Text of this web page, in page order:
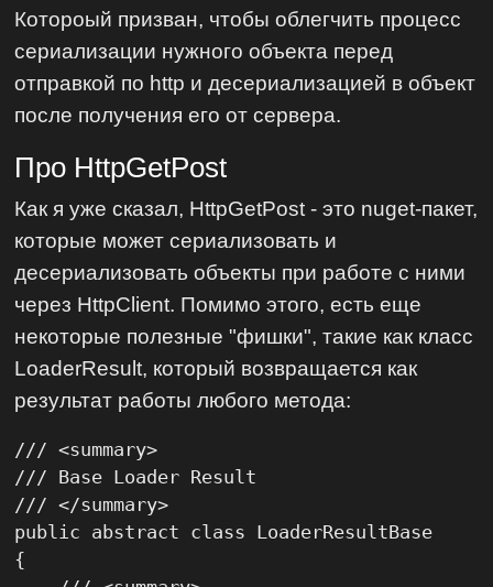
Котороый призван, чтобы облегчить процесс
сериализации нужного объекта перед
отправкой по http и десериализацией в объект
после получения его от сервера.
Про HttpGetPost
Как я уже сказал, HttpGetPost - это nuget-пакет,
которые может сериализовать и
десериализовать объекты при работе с ними
через HttpClient. Помимо этого, есть еще
некоторые полезные "фишки", такие как класс
LoaderResult, который возвращается как
результат работы любого метода:
/// <summary>
/// Base Loader Result
/// </summary>
public abstract class LoaderResultBase
{